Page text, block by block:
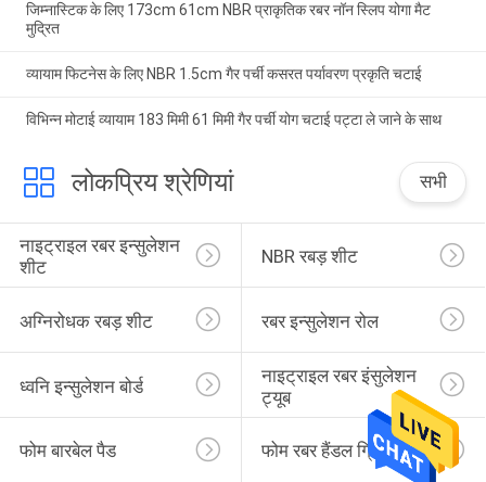
जिम्नास्टिक के लिए 173cm 61cm NBR प्राकृतिक रबर नॉन स्लिप योगा मैट
मुद्रित
व्यायाम फिटनेस के लिए NBR 1.5cm गैर पर्ची कसरत पर्यावरण प्रकृति चटाई
विभिन्न मोटाई व्यायाम 183 मिमी 61 मिमी गैर पर्ची योग चटाई पट्टा ले जाने के साथ
लोकप्रिय श्रेणियां सभी
नाइट्राइल रबर इन्सुलेशन
शीट
NBR रबड़ शीट
अग्निरोधक रबड़ शीट रबर इन्सुलेशन रोल
ध्वनि इन्सुलेशन बोर्ड
नाइट्राइल रबर इंसुलेशन
ट्यूब
फोम बारबेल पैड फोम रबर हैंडल ग्रिप